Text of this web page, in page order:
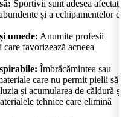
Sportivii sunt adesea afectați
și a echipamentelor de
umede: Anumite profesii
favorizează acneea
Îmbrăcămintea sau
care nu permit pielii să
și acumularea de căldură și
tehnice care elimină